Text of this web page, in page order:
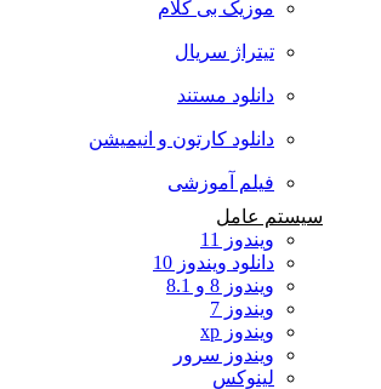
موزیک بی کلام
تیتراژ سریال
دانلود مستند
دانلود کارتون و انیمیشن
فیلم آموزشی
سیستم عامل
ویندوز 11
دانلود ویندوز 10
ویندوز 8 و 8.1
ویندوز 7
ویندوز xp
ویندوز سرور
لینوکس